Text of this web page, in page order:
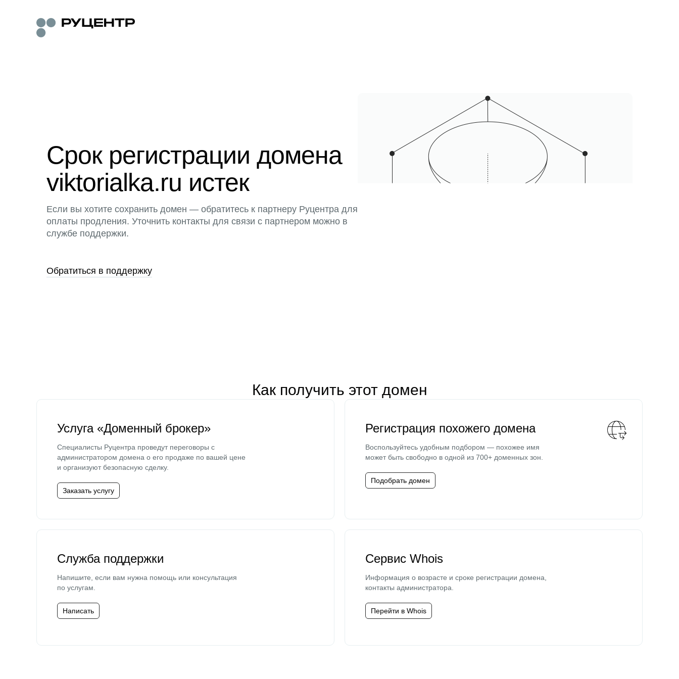
Срок регистрации домена
viktorialka.ru истек
Если вы хотите сохранить домен — обратитесь к партнеру Руцентра для
оплаты продления. Уточнить контакты для связи с партнером можно в
службе поддержки.
Обратиться в поддержку
Как получить этот домен
Услуга «Доменный брокер»
Специалисты Руцентра проведут переговоры с
администратором домена о его продаже по вашей цене
и организуют безопасную сделку.
Заказать услугу
Регистрация похожего домена
Воспользуйтесь удобным подбором — похожее имя
может быть свободно в одной из 700+ доменных зон.
Подобрать домен
Служба поддержки
Напишите, если вам нужна помощь или консультация
по услугам.
Написать
Сервис Whois
Информация о возрасте и сроке регистрации домена,
контакты администратора.
Перейти в Whois